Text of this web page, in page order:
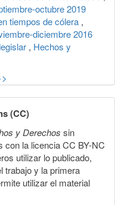
octubre 2019
tiempos de cólera ,
diciembre 2016
, Hechos y
(CC)
y Derechos sin
con la licencia CC BY-NC
utilizar lo publicado,
trabajo y la primera
utilizar el material